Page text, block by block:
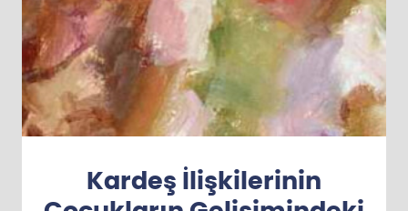
Kardeş İlişkilerinin